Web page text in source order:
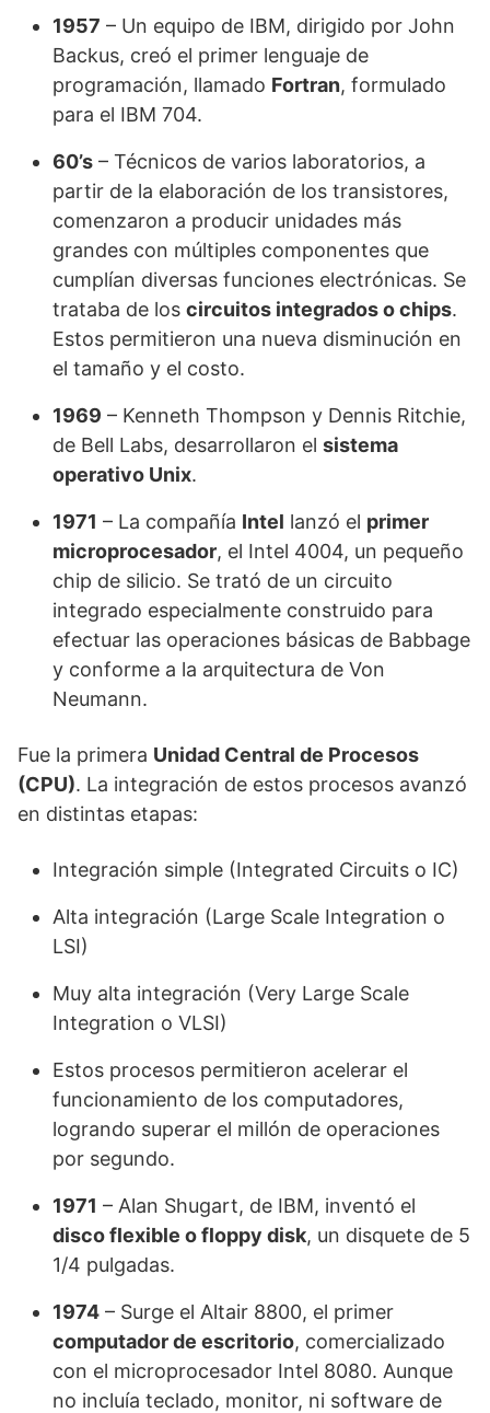
1957 – Un equipo de IBM, dirigido por John
Backus, creó el primer lenguaje de
programación, llamado Fortran, formulado
para el IBM 704.
60’s – Técnicos de varios laboratorios, a
partir de la elaboración de los transistores,
comenzaron a producir unidades más
grandes con múltiples componentes que
cumplían diversas funciones electrónicas. Se
trataba de los circuitos integrados o chips.
Estos permitieron una nueva disminución en
el tamaño y el costo.
1969 – Kenneth Thompson y Dennis Ritchie,
de Bell Labs, desarrollaron el sistema
operativo Unix.
1971 – La compañía Intel lanzó el primer
microprocesador, el Intel 4004, un pequeño
chip de silicio. Se trató de un circuito
integrado especialmente construido para
efectuar las operaciones básicas de Babbage
y conforme a la arquitectura de Von
Neumann.
Fue la primera Unidad Central de Procesos
(CPU). La integración de estos procesos avanzó
en distintas etapas:
Integración simple (Integrated Circuits o IC)
Alta integración (Large Scale Integration o
LSI)
Muy alta integración (Very Large Scale
Integration o VLSI)
Estos procesos permitieron acelerar el
funcionamiento de los computadores,
logrando superar el millón de operaciones
por segundo.
1971 – Alan Shugart, de IBM, inventó el
disco flexible o floppy disk, un disquete de 5
1/4 pulgadas.
1974 – Surge el Altair 8800, el primer
computador de escritorio, comercializado
con el microprocesador Intel 8080. Aunque
no incluía teclado, monitor, ni software de